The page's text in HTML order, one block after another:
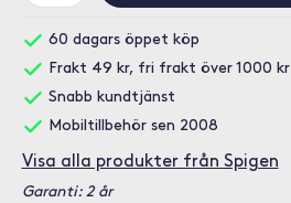
60 dagars öppet köp
Frakt 49 kr, fri frakt över 1000 kr
Snabb kundtjänst
Mobiltillbehör sen 2008
Visa alla produkter från Spigen
Garanti: 2 år